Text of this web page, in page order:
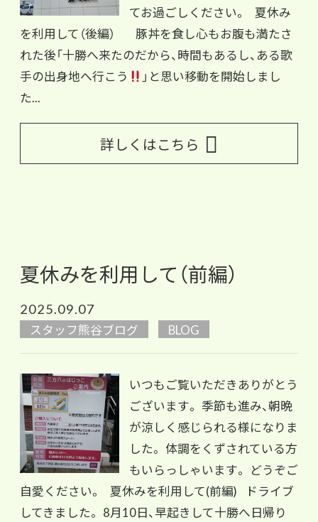
てお過ごしください。 夏休み
を利用して（後編） 豚丼を食し心もお腹も満たさ
れた後「十勝へ来たのだから、時間もあるし、ある歌
手の出身地へ行こう
」と思い移動を開始しまし
た...
詳しくはこちら
夏休みを利用して（前編）
2025.09.07
スタッフ熊谷ブログ BLOG
いつもご覧いただきありがとう
ございます。 季節も進み、朝晩
が涼しく感じられる様になりま
した。 体調をくずされている方
もいらっしゃいます。 どうぞご
自愛ください。 夏休みを利用して(前編) ドライブ
してきました。 8月10日、早起きして十勝へ日帰り